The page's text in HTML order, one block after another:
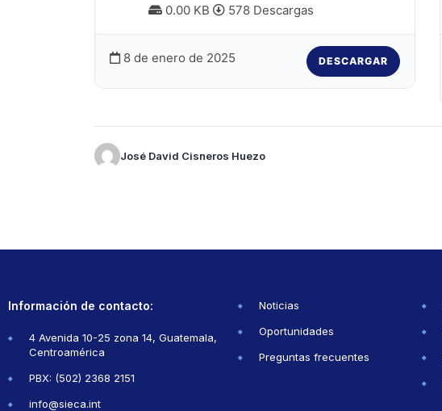
0.00 KB 578 Descargas
8 de enero de 2025 DESCARGAR
José David Cisneros Huezo
Información de contacto:
4 Avenida 10-25 zona 14, Guatemala,
Centroamérica
PBX: (502) 2368 2151
info@sieca.int
Noticias
Oportunidades
Preguntas frecuentes